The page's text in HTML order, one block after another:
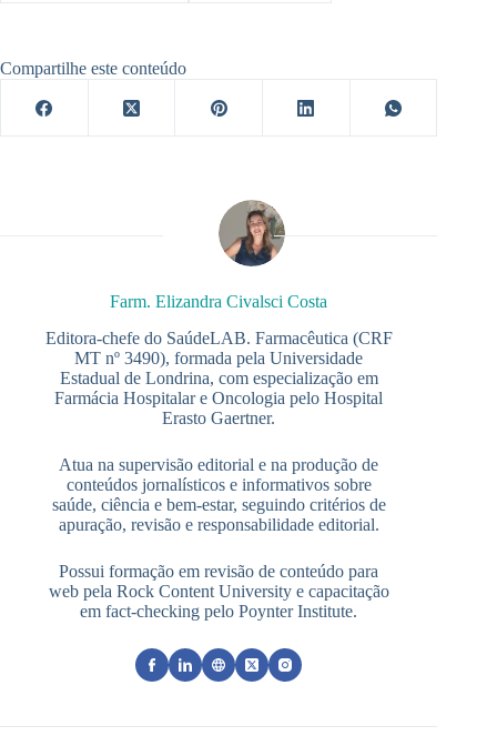
Compartilhe este conteúdo
Farm. Elizandra Civalsci Costa
Editora-chefe do SaúdeLAB. Farmacêutica (CRF
MT nº 3490), formada pela Universidade
Estadual de Londrina, com especialização em
Farmácia Hospitalar e Oncologia pelo Hospital
Erasto Gaertner.
Atua na supervisão editorial e na produção de
conteúdos jornalísticos e informativos sobre
saúde, ciência e bem-estar, seguindo critérios de
apuração, revisão e responsabilidade editorial.
Possui formação em revisão de conteúdo para
web pela Rock Content University e capacitação
em fact-checking pelo Poynter Institute.